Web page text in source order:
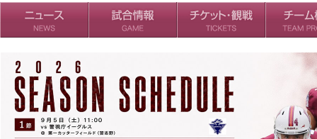
チームの歴
過去の成績